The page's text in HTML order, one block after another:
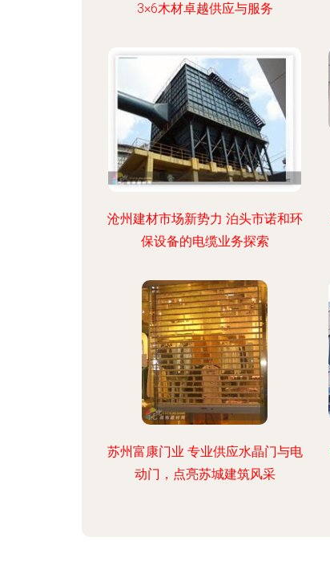
3×6木材卓越供应与服务
沧州建材市场新势力 泊头市诺和环
保设备的电缆业务探索
苏州富康门业 专业供应水晶门与电
动门，点亮苏城建筑风采